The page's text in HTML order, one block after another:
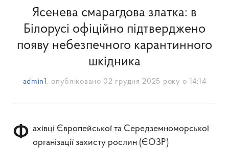
Ясенева смарагдова златка: в
Білорусі офіційно підтверджено
появу небезпечного карантинного
шкідника
admin1 , опубліковано 02 грудня 2025 року о 14:14
Фахівці Європейської та Середземноморської організації захисту рослин (ЄОЗР)